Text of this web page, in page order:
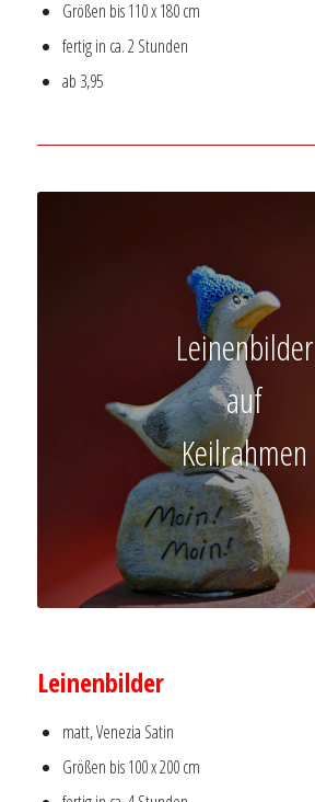
Größen bis 110 x 180 cm
fertig in ca. 2 Stunden
ab 3,95
Leinenbilder
auf
Keilrahmen
Leinenbilder
matt, Venezia Satin
Größen bis 100 x 200 cm